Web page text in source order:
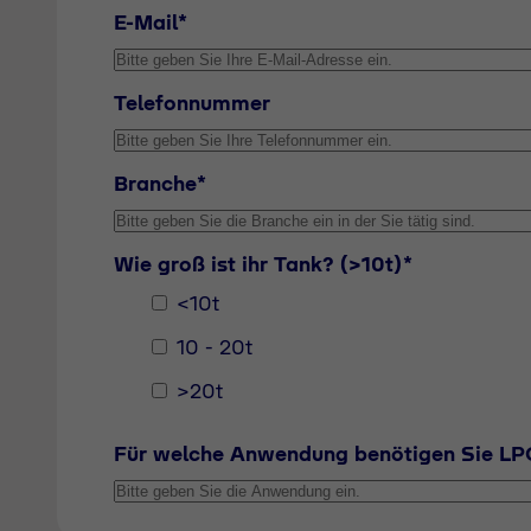
E-Mail*
Telefonnummer
Branche*
Wie groß ist ihr Tank? (>10t)*
<10t
10 - 20t
>20t
Für welche Anwendung benötigen Sie